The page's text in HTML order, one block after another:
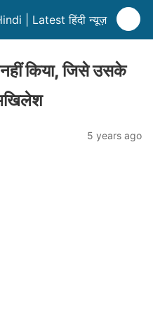
| Latest हिंदी न्यूज़
नहीं किया, जिसे उसके
5 years ago